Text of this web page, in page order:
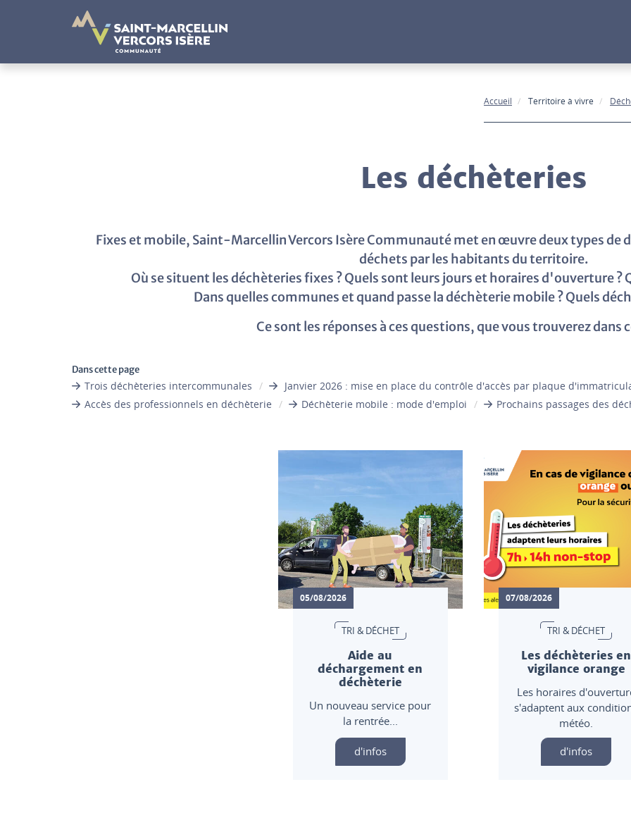
Accueil Territoire à vivre
Les déchèteries
Fixes et mobile, Saint-Marcellin Vercors Isère Communauté met en œuvre deux types de
déchets par les habitants du territoire.
Où se situent les déchèteries fixes ? Quels sont leurs jours et horaires d'ouverture ?
Dans quelles communes et quand passe la déchèterie mobile ? Quels
Ce sont les réponses à ces questions, que vous trouverez dans
Dans cette page
Trois déchèteries intercommunales
Janvier 2026 : mise en place du contrôle d'accès par plaque
Accès des professionnels en déchèterie
Déchèterie mobile : mode d'emploi Prochains passages des
05/08/2026
TRI & DÉCHET
Aide au
déchargement en
déchèterie
Un nouveau service pour
la rentrée...
d'infos
07/08/2026
TRI & DÉCHET
Les déchèteries en
vigilance orange
Les horaires
s'adaptent aux
météo.
d'infos
Panneau de gestion des cookies